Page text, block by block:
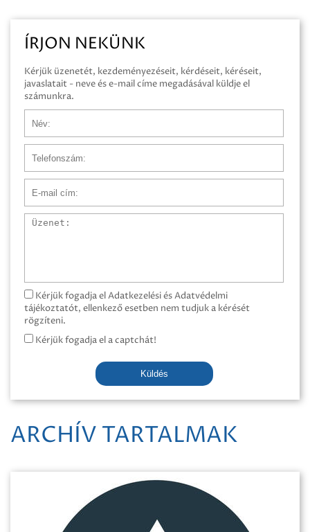
ÍRJON NEKÜNK
Kérjük üzenetét, kezdeményezéseit, kérdéseit, kéréseit,
javaslatait - neve és e-mail címe megadásával küldje el
számunkra.
Üzenet
Kérjük fogadja el Adatkezelési és Adatvédelmi
tájékoztatót, ellenkező esetben nem tudjuk a kérését
rögzíteni.
Kérjük fogadja el a captchát!
Küldés
ARCHÍV TARTALMAK